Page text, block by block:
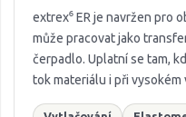
extrex⁶ ER je navržen pro
může pracovat jako
čerpadlo. Uplatní se tam,
tok materiálu i při vysokém